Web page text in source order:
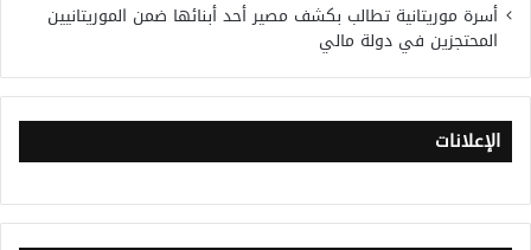
أسرة موريتانية تطالب بكشف مصير أحد أبنائها ضمن الموريتانيين
المحتجزين في دولة مالي
الإعلانات